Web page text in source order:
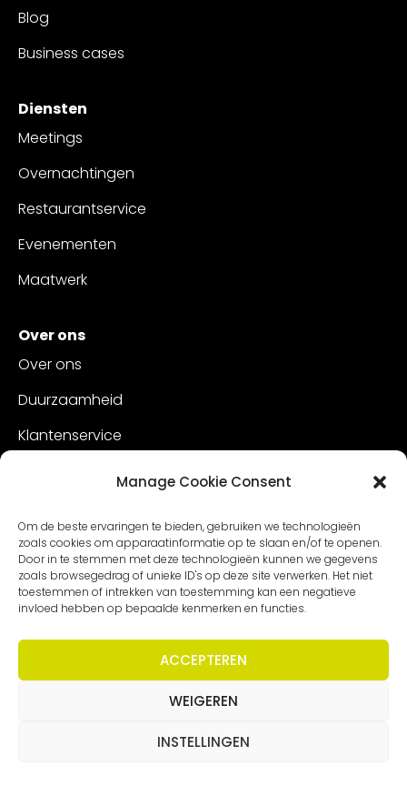
Manage Cookie Consent
Om de beste ervaringen te bieden, gebruiken we technologieën
zoals cookies om apparaatinformatie op te slaan en/of te openen.
Door in te stemmen met deze technologieën kunnen we gegevens
zoals browsegedrag of unieke ID's op deze site verwerken. Het niet
toestemmen of intrekken van toestemming kan een negatieve
invloed hebben op bepaalde kenmerken en functies.
ACCEPTEREN
WEIGEREN
INSTELLINGEN
Blog
Business cases
Diensten
Meetings
Overnachtingen
Restaurantservice
Evenementen
Maatwerk
Over ons
Over ons
Duurzaamheid
Klantenservice
Voorwaarden| Privacy statement